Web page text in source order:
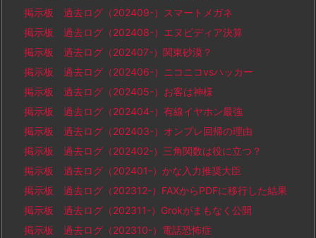
掲示板 過去ログ（202409-）スマートメガネ
掲示板 過去ログ（202408-）エヌビディア決算
掲示板 過去ログ（202407-）関東砂漠？
掲示板 過去ログ（202406-）ニコニコvsハッカー
掲示板 過去ログ（202405-）お客は神様
掲示板 過去ログ（202404-）有線イヤホン最強
掲示板 過去ログ（202403-）オンプレ回帰の理由
掲示板 過去ログ（202402-）三角関数は役に立つ？
掲示板 過去ログ（202401-）かな入力推奨大臣
掲示板 過去ログ（202312-）FAXからPDFに移行した結果
掲示板 過去ログ（202311-）Grokがまもなく公開
掲示板 過去ログ（202310-）電話恐怖症